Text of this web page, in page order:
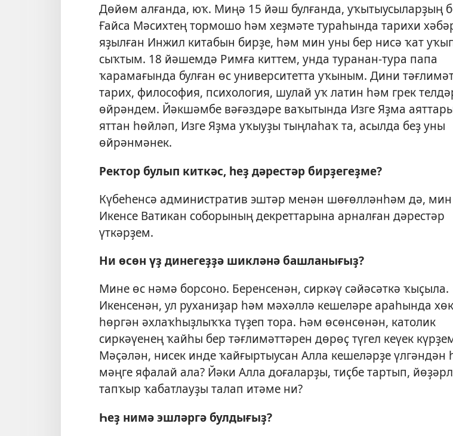
Дөйөм алғанда, юҡ. Миңә 15 йәш булғанда, уҡытыусыларҙың
Ғайса Мәсихтең тормошо һәм хеҙмәте тураһында тарихи
яҙылған Инжил китабын бирҙе, һәм мин уны бер нисә ҡат
сыҡтым. 18 йәшемдә Римға киттем, унда туранан-тура папа
ҡарамағында булған өс университетта уҡыным. Дини
тарих, философия, психология, шулай уҡ латин һәм грек
өйрәндем. Йәкшәмбе вәғәздәре ваҡытында Изге Яҙма
яттан һөйләп, Изге Яҙма уҡыуҙы тыңлаһаҡ та, асылда беҙ уны
өйрәнмәнек.
Ректор булып киткәс, һеҙ дәрестәр бирҙегеҙме?
Күбеһенсә административ эштәр менән шөғөлләнһәм дә, мин
Икенсе Ватикан соборының декреттарына арналған дәрестәр
үткәрҙем.
Ни өсөн үҙ динегеҙҙә шикләнә башланығыҙ?
Мине өс нәмә борсоно. Беренсенән, сиркәү сәйәсәткә ҡыҫыла.
Икенсенән, ул руханиҙар һәм мәхәллә кешеләре араһында
һөргән әхлаҡһыҙлыҡҡа түҙеп тора. Һәм өсөнсөнән, католик
сиркәүенең ҡайһы бер тәғлимәттәрен дөрөҫ түгел кеүек
Мәҫәлән, нисек инде ҡайғыртыусан Алла кешеләрҙе үлгәндән
мәңге яфалай ала? Йәки Алла доғаларҙы, тиҫбе тартып,
тапҡыр ҡабатлауҙы талап итәме ни?
Һеҙ нимә эшләргә булдығыҙ?